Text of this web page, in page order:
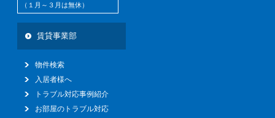
（１月～３月は無休）
賃貸事業部
物件検索
入居者様へ
トラブル対応事例紹介
お部屋のトラブル対応